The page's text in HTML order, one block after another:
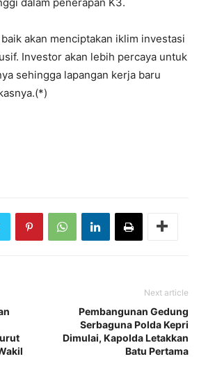
akan menciptakan iklim investasi
Investor akan lebih percaya untuk
sehingga lapangan kerja baru
Next article
Pembangunan Gedung
Serbaguna Polda Kepri
Dimulai, Kapolda Letakkan
Batu Pertama